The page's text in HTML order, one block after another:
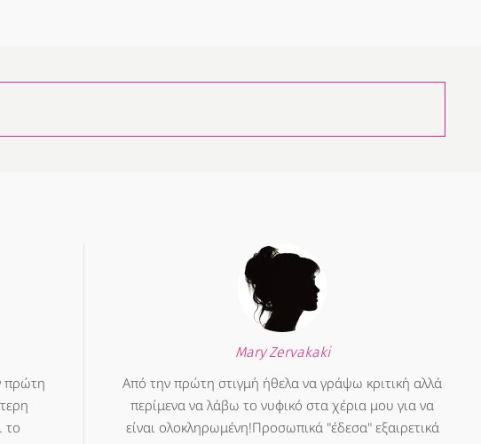
πρώτη
το
Mary Zervakaki
Από την πρώτη στιγμή ήθελα να γράψω κριτική αλλά
περίμενα να λάβω το νυφικό στα χέρια μου για να
είναι ολοκληρωμένη!Προσωπικά "έδεσα" εξαιρετικά